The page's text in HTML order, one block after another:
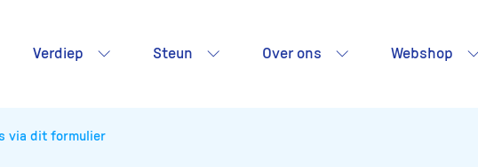
Verdiep Steun Over ons Webshop
via dit formulier